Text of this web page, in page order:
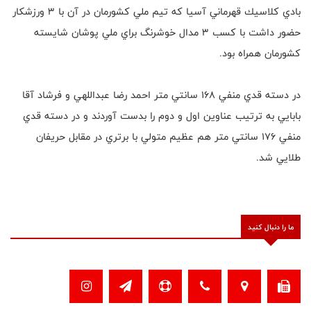
بادي كلاسيك قهرماني آسيا كه تيم ملي كشورمان در آن با ٣ ورزشكار
حضور داشت با كسب ٣ مدال خوشرنگ براي ملي پوشان شايسته
كشورمان همراه بود.
در دسته قدي منفي ١٦٨ سانتي متر احمد رضا عبداللهي و فرشاد آقا
بابايي به ترتيب عناوين اول و دوم را بدست آوردند و در دسته قدي
منفي ١٧٦ سانتي متر هم عظيم متولي با برتري در مقابل حريفان
طلايي شد.
ما را دنبال کنید